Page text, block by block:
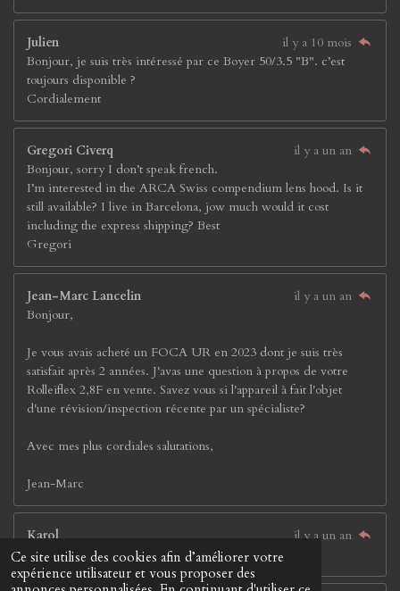
Ce site utilise des cookies afin d’améliorer votre
expérience utilisateur et vous proposer des
Julien
il y a 10 mois
Bonjour, je suis très intéressé par ce Boyer 50/3.5 "B". c’est
toujours disponible ?
Cordialement
Gregori Civerq
il y a un an
Bonjour, sorry I don’t speak french.
I’m interested in the ARCA Swiss compendium lens hood. Is it
still available? I live in Barcelona, jow much would it cost
including the express shipping? Best
Gregori
Jean-Marc Lancelin
il y a un an
Bonjour,
Je vous avais acheté un FOCA UR en 2023 dont je suis très
satisfait après 2 années. J'avas une question à propos de votre
Rolleiflex 2,8F en vente. Savez vous si l'appareil à fait l'objet
d'une révision/inspection récente par un spécialiste?
Avec mes plus cordiales salutations,
Jean-Marc
Karol
il y a un an
Posielate aj na Slovensko. Za odpoveď ďakujem.